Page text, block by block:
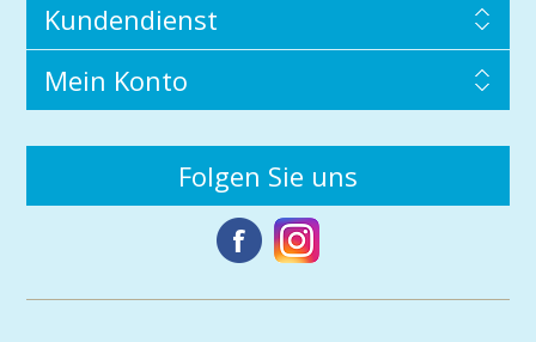
Kundendienst
Mein Konto
Folgen Sie uns